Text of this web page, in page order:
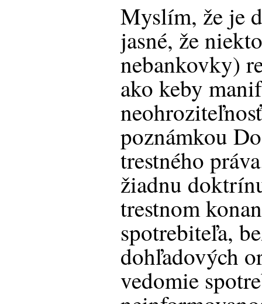
Myslím, že je
jasné, že
nebankovky)
ako keby
poznámkou
trestného
žiadnu
trestnom
spotrebiteľa,
dohľadových
vedomie